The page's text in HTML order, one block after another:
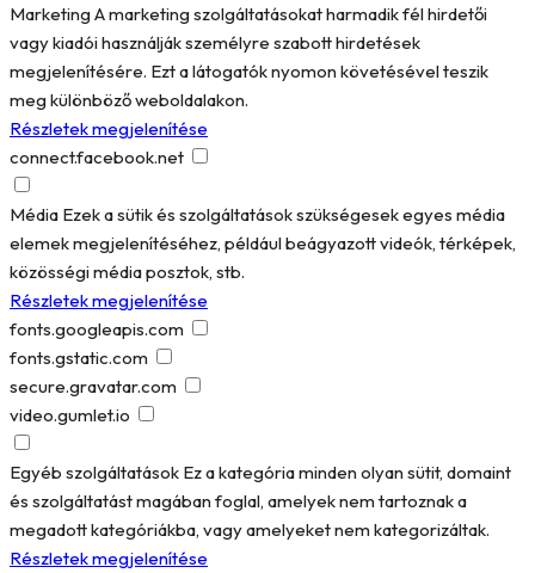
Marketing A marketing szolgáltatásokat harmadik fél hirdetői
vagy kiadói használják személyre szabott hirdetések
megjelenítésére. Ezt a látogatók nyomon követésével teszik
meg különböző weboldalakon.
Részletek megjelenítése
connect.facebook.net
Média Ezek a sütik és szolgáltatások szükségesek egyes média
elemek megjelenítéséhez, például beágyazott videók, térképek,
közösségi média posztok, stb.
Részletek megjelenítése
fonts.googleapis.com
fonts.gstatic.com
secure.gravatar.com
video.gumlet.io
Egyéb szolgáltatások Ez a kategória minden olyan sütit, domaint
és szolgáltatást magában foglal, amelyek nem tartoznak a
megadott kategóriákba, vagy amelyeket nem kategorizáltak.
Részletek megjelenítése